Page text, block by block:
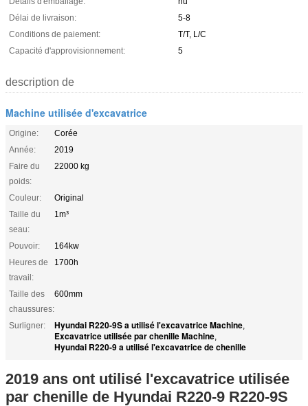
Délai de livraison:
5-8
Conditions de paiement:
T/T, L/C
Capacité d'approvisionnement:
5
description de
Machine utilisée d'excavatrice
Origine:
Corée
Année:
2019
Faire du
poids:
22000 kg
Couleur:
Original
Taille du
seau:
1m³
Pouvoir:
164kw
Heures de
travail:
1700h
Taille des
chaussures:
600mm
Surligner: Hyundai R220-9S a utilisé l'excavatrice Machine,
Excavatrice utilisée par chenille Machine,
Hyundai R220-9 a utilisé l'excavatrice de chenille
2019 ans ont utilisé l'excavatrice utilisée
par chenille de Hyundai R220-9 R220-9S